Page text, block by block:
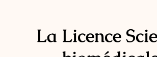
La Licence